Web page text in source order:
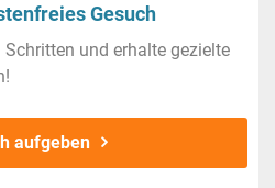
Gesuch
und erhalte gezielte
aufgeben